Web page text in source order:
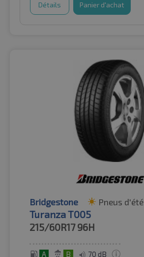
Détails Panier d'achat
Bridgestone Pneus d'été
Turanza T005
215/60R17 96H
A B 70 dB